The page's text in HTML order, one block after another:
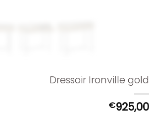
Dressoir Ironville gold
€925,00